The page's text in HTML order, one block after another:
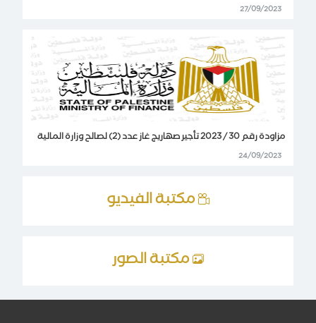
27/09/2023
مزاودة رقم 30 / 2023 تأجير صهاريج غاز عدد (2) لصالح وزارة المالية
24/09/2023
مكتبة الفيديو
مكتبة الصور